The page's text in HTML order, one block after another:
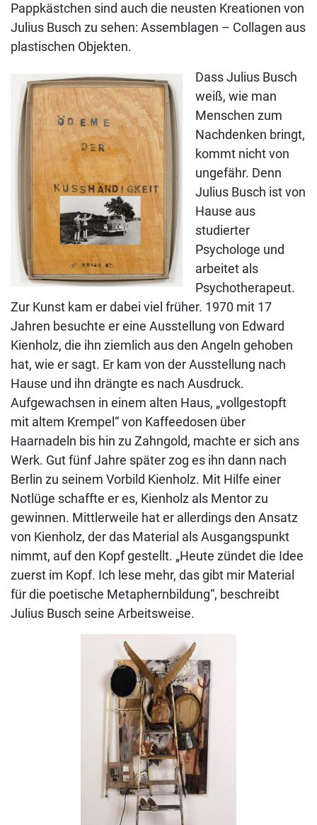
Pappkästchen sind auch die neusten Kreationen von
Julius Busch zu sehen: Assemblagen – Collagen aus
plastischen Objekten.
Dass Julius Busch
weiß, wie man
Menschen zum
Nachdenken bringt,
kommt nicht von
ungefähr. Denn
Julius Busch ist von
Hause aus
studierter
Psychologe und
arbeitet als
Psychotherapeut.
Zur Kunst kam er dabei viel früher. 1970 mit 17
Jahren besuchte er eine Ausstellung von Edward
Kienholz, die ihn ziemlich aus den Angeln gehoben
hat, wie er sagt. Er kam von der Ausstellung nach
Hause und ihn drängte es nach Ausdruck.
Aufgewachsen in einem alten Haus, „vollgestopft
mit altem Krempel“ von Kaffeedosen über
Haarnadeln bis hin zu Zahngold, machte er sich ans
Werk. Gut fünf Jahre später zog es ihn dann nach
Berlin zu seinem Vorbild Kienholz. Mit Hilfe einer
Notlüge schaffte er es, Kienholz als Mentor zu
gewinnen. Mittlerweile hat er allerdings den Ansatz
von Kienholz, der das Material als Ausgangspunkt
nimmt, auf den Kopf gestellt. „Heute zündet die Idee
zuerst im Kopf. Ich lese mehr, das gibt mir Material
für die poetische Metaphernbildung“, beschreibt
Julius Busch seine Arbeitsweise.